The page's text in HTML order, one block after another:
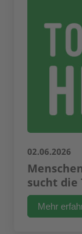
02.06.2026
sucht die
Mehr